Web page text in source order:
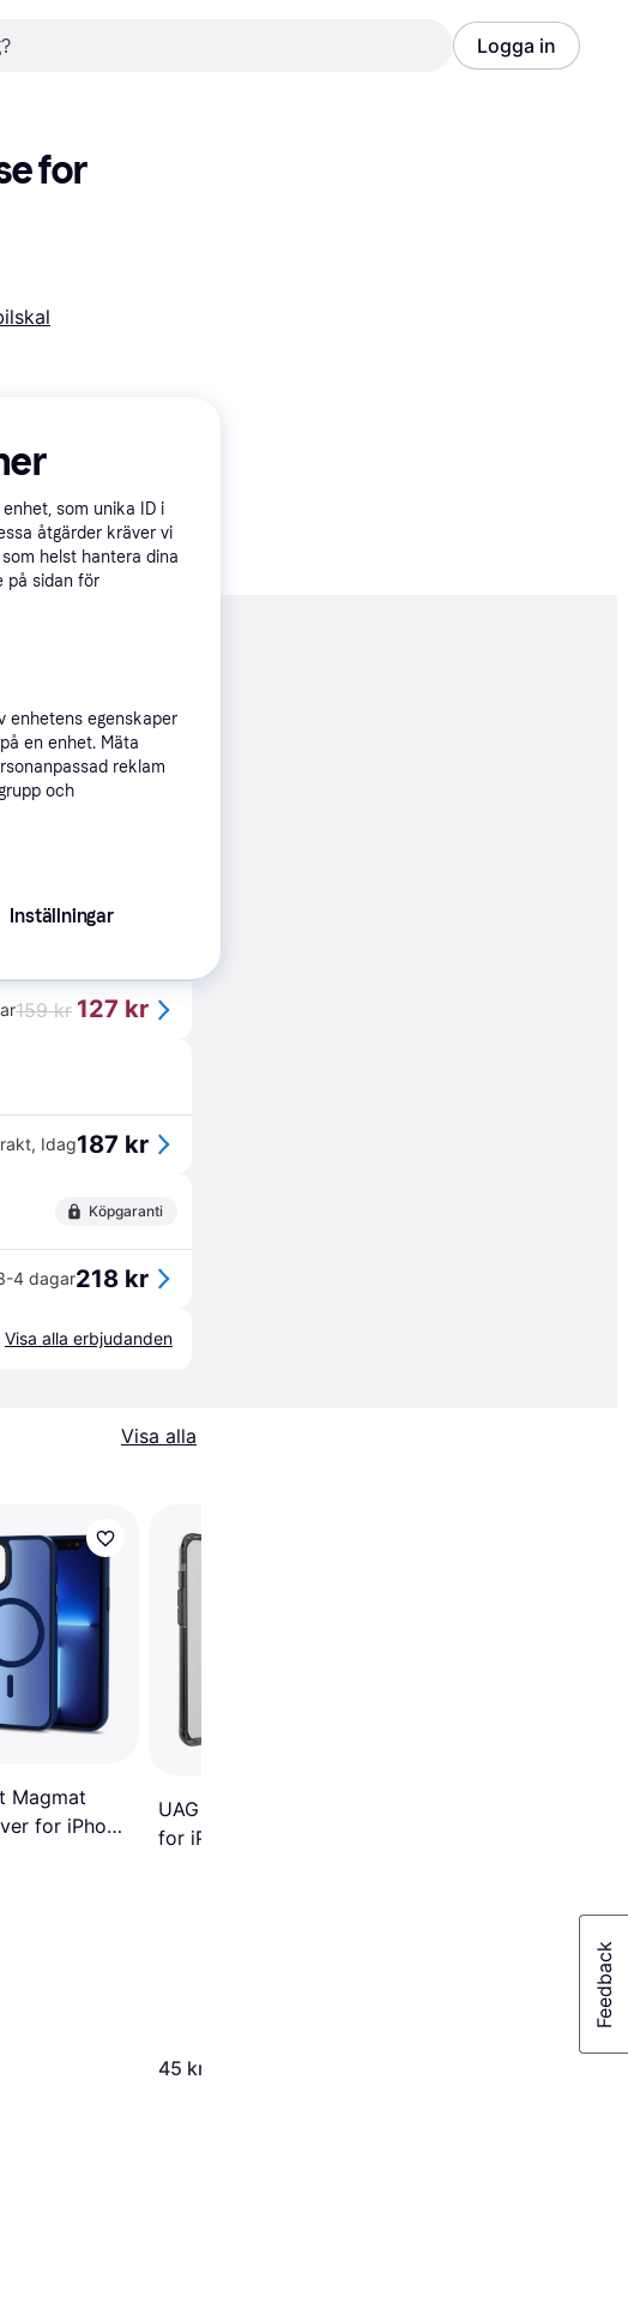
Logga in
for
159 kr 127 kr
159 kr 127 kr
, Idag187 kr
Köpgaranti
4 dagar218 kr
Visa alla erbjudanden
Visa alla
Magmat
for iPhone
UAG Mouve Series Case
for iPhone 12/12 Pro
45 kr
som unika ID i
åtgärder kräver vi
helst hantera dina
på sidan för
enhetens egenskaper
en enhet. Mäta
reklam
och
Inställningar